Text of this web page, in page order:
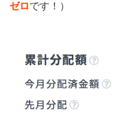
ゼロです！）